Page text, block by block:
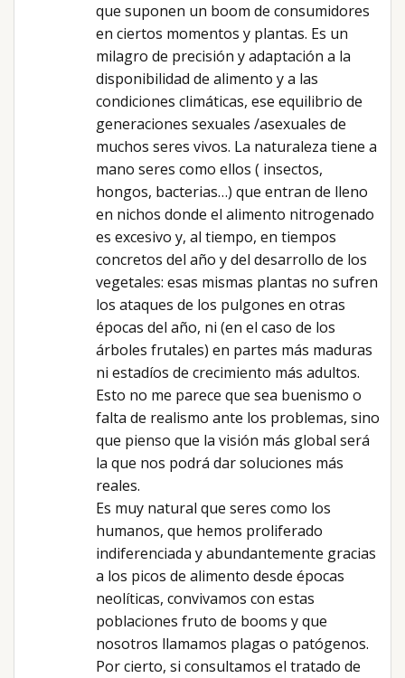
que suponen un boom de consumidores
en ciertos momentos y plantas. Es un
milagro de precisión y adaptación a la
disponibilidad de alimento y a las
condiciones climáticas, ese equilibrio de
generaciones sexuales /asexuales de
muchos seres vivos. La naturaleza tiene a
mano seres como ellos ( insectos,
hongos, bacterias…) que entran de lleno
en nichos donde el alimento nitrogenado
es excesivo y, al tiempo, en tiempos
concretos del año y del desarrollo de los
vegetales: esas mismas plantas no sufren
los ataques de los pulgones en otras
épocas del año, ni (en el caso de los
árboles frutales) en partes más maduras
ni estadíos de crecimiento más adultos.
Esto no me parece que sea buenismo o
falta de realismo ante los problemas, sino
que pienso que la visión más global será
la que nos podrá dar soluciones más
reales.
Es muy natural que seres como los
humanos, que hemos proliferado
indiferenciada y abundantemente gracias
a los picos de alimento desde épocas
neolíticas, convivamos con estas
poblaciones fruto de booms y que
nosotros llamamos plagas o patógenos.
Por cierto, si consultamos el tratado de